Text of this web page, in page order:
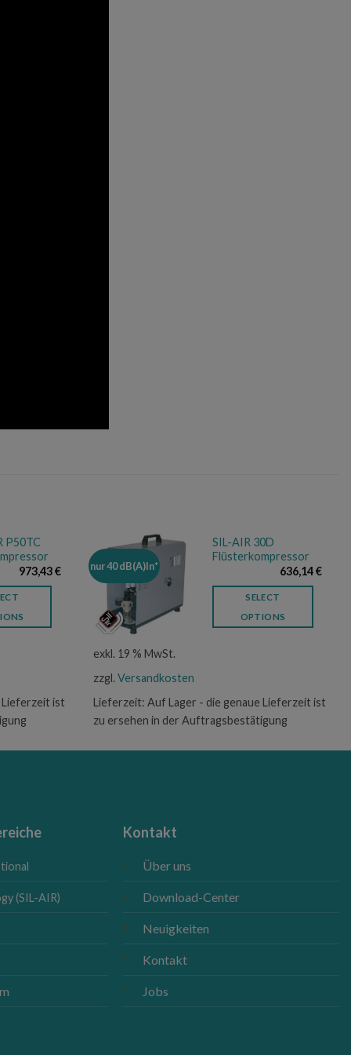
P50TC
973,43€
Lieferzeit ist
nur 40 dB(A)In*
SIL-AIR 30D
Flüsterkompressor
636,14€
SELECT
OPTIONS
exkl. 19 % MwSt.
zzgl.Versandkosten
Lieferzeit:Auf Lager - die genaue Lieferzeit ist
zu ersehen in der Auftragsbestätigung
(SIL-AIR)
Kontakt
Über uns
Download-Center
Neuigkeiten
Kontakt
Jobs